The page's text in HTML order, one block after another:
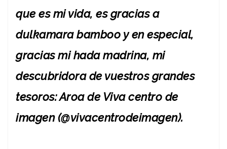
que es mi vida, es gracias a
dulkamara bamboo y en especial,
gracias mi hada madrina, mi
descubridora de vuestros grandes
tesoros: Aroa de Viva centro de
imagen (@vivacentrodeimagen).